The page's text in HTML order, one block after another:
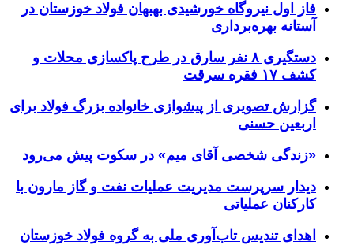
فاز اول نیروگاه خورشیدی بهبهان فولاد خوزستان در
آستانه بهره‌برداری
دستگیری ۸ نفر سارق در طرح پاکسازی محلات و
کشف ۱۷ فقره سرقت
گزارش تصویری از پیشوازی خانواده بزرگ فولاد برای
اربعین حسنی
«زندگی شخصی آقای میم» در سکوت پیش می‌رود
دیدار سرپرست مدیریت عملیات نفت و گاز مارون با
کارکنان عملیاتی
اهدای تندیس تاب‌آوری ملی به گروه فولاد خوزستان